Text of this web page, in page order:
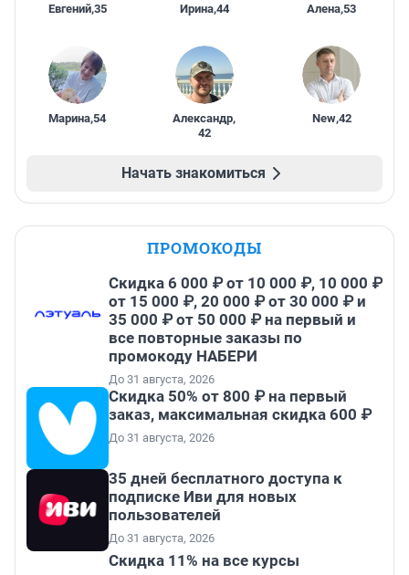
Евгений,35 Ирина,44 Алена,53
Марина,54 Александр,
42
New,42
Начать знакомиться
ПРОМОКОДЫ
Скидка 6 000 ₽ от 10 000 ₽, 10 000 ₽
от 15 000 ₽, 20 000 ₽ от 30 000 ₽ и
35 000 ₽ от 50 000 ₽ на первый и
все повторные заказы по
промокоду НАБЕРИ
До 31 августа, 2026
Скидка 50% от 800 ₽ на первый
заказ, максимальная скидка 600 ₽
До 31 августа, 2026
35 дней бесплатного доступа к
подписке Иви для новых
пользователей
До 31 августа, 2026
Скидка 11% на все курсы